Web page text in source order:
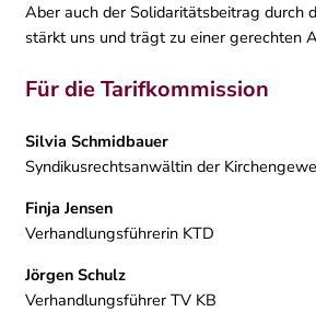
Aber auch der Solidaritätsbeitrag durch
stärkt uns und trägt zu einer gerechten
Für die Tarifkommission
Silvia Schmidbauer
Syndikusrechtsanwältin der
Finja Jensen
Verhandlungsführerin KTD
Jörgen Schulz
Verhandlungsführer TV KB